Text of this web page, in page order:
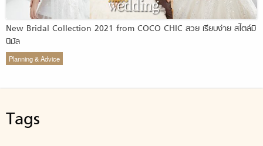
New Bridal Collection 2021 from COCO CHIC สวย เรียบง่าย สไตล์มิ
นิมัล
Planning & Advice
Tags